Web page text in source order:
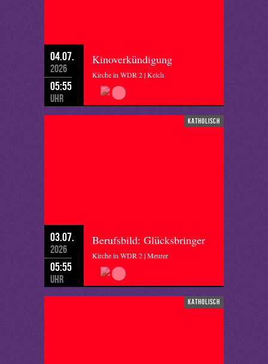
04.07.
2026
05:55
Uhr
Kinoverkündigung
Kirche in WDR 2 | Kelch
katholisch
03.07.
2026
05:55
Uhr
Berufsbild: Glücksbringer
Kirche in WDR 2 | Meurer
katholisch